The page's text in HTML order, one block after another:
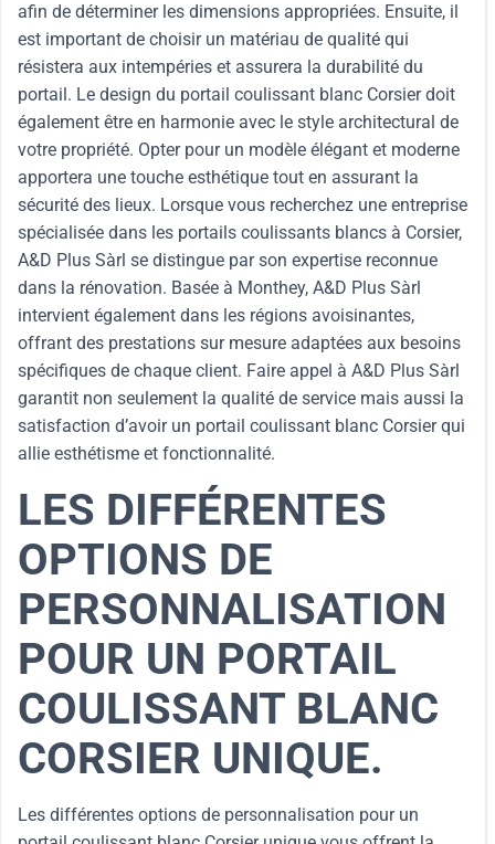
afin de déterminer les dimensions appropriées. Ensuite, il
est important de choisir un matériau de qualité qui
résistera aux intempéries et assurera la durabilité du
portail. Le design du portail coulissant blanc Corsier doit
également être en harmonie avec le style architectural de
votre propriété. Opter pour un modèle élégant et moderne
apportera une touche esthétique tout en assurant la
sécurité des lieux. Lorsque vous recherchez une entreprise
spécialisée dans les portails coulissants blancs à Corsier,
A&D Plus Sàrl se distingue par son expertise reconnue
dans la rénovation. Basée à Monthey, A&D Plus Sàrl
intervient également dans les régions avoisinantes,
offrant des prestations sur mesure adaptées aux besoins
spécifiques de chaque client. Faire appel à A&D Plus Sàrl
garantit non seulement la qualité de service mais aussi la
satisfaction d’avoir un portail coulissant blanc Corsier qui
allie esthétisme et fonctionnalité.
LES DIFFÉRENTES
OPTIONS DE
PERSONNALISATION
POUR UN PORTAIL
COULISSANT BLANC
CORSIER UNIQUE.
Les différentes options de personnalisation pour un